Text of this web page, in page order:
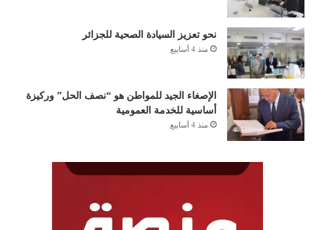
نحو تعزيز السيادة الصحية للجزائر
منذ 4 أسابيع
الإصغاء الجيد للمواطن هو “نصف الحل” وركيزة
أساسية للخدمة العمومية
منذ 4 أسابيع